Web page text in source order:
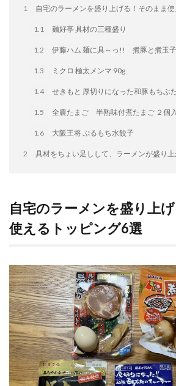
1 自宅のラーメンを盛り上げる！そのまま
1.1 麺好亭 具材の三種盛り
1.2 伊藤ハム 麺に具～っ!! 煮豚と煮玉子
1.3 ミクロ 極太メンマ 90g
1.4 せきもと 厚切りになった和豚もちぶ
1.5 全農たまご 半熟味付煮たまご ２個入
1.6 大阪王将 ぷるもち水餃子
2 具材をちょい足しして、ラーメンが盛り上
自宅のラーメンを盛り上
使えるトッピング6選
クリスピーひとくち餃子
クリスマ
せいろ
エビチリ
アレルギー
アレルゲン
アレ
アレンジレシピ
セカンド冷凍庫
国産
冷凍食品ジャーナリスト山本純子の『冷
冷凍食品ライフハック
万博
冷凍餃子
冷凍麺 品質管理
パックご飯
ハロウィン
ハン
ファミリーマート
ワイン
ぷ
マンドゥ
メスティン
ラーメン
ラーメンJourney
レシピ 만두
検索